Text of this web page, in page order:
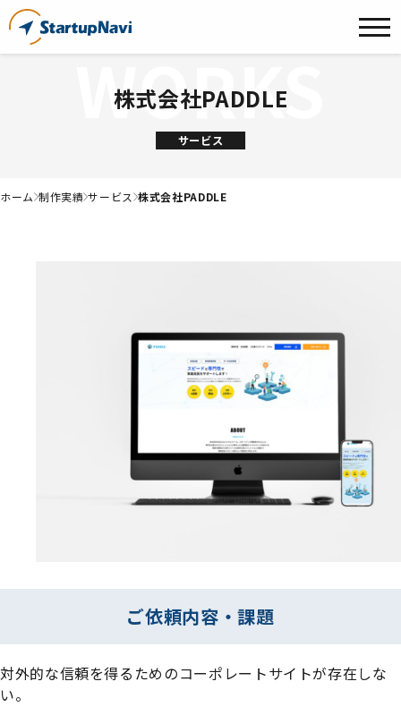
株式会社PADDLE
サービス
ホーム 制作実績 サービス 株式会社PADDLE
ご依頼内容・課題
対外的な信頼を得るためのコーポレートサイトが存在しな
い。